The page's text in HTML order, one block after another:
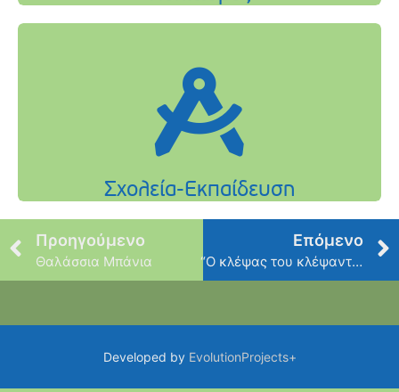
Προηγούμενο
Θαλάσσια Μπάνια
Επόμενο
“Ο κλέψας του κλέψαντος”
Developed by EvolutionProjects+